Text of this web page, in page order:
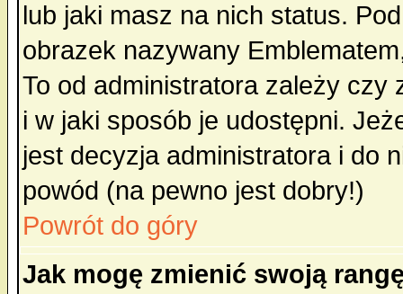
lub jaki masz na nich status.
obrazek nazywany
To od administratora zależy czy
i w jaki sposób je udostępni.
jest decyzja administratora i do
powód (na pewno jest dobry!)
Powrót do góry
Jak mogę zmienić swoją